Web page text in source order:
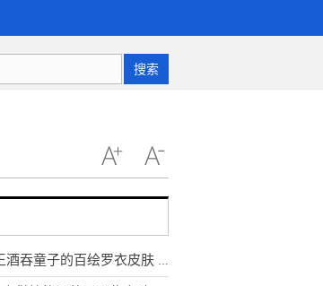
搜索
《阴阳师》SP鬼王酒吞童子的百绘罗衣皮肤 敢实装就敢氪金入手